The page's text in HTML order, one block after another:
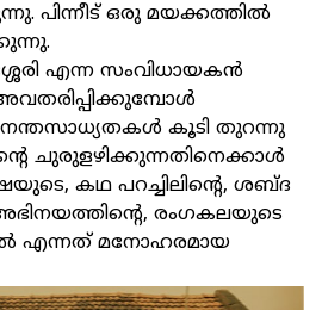
പിന്നീട് ഒരു മയക്കത്തിൽ
എന്ന സംവിധായകൻ
കൂടി തുറന്നു
ചുരുളഴിക്കുന്നതിനെക്കാൾ
കഥ പറച്ചിലിന്റെ, ശബ്ദ
രംഗകലയുടെ
എന്നത് മനോഹരമായ